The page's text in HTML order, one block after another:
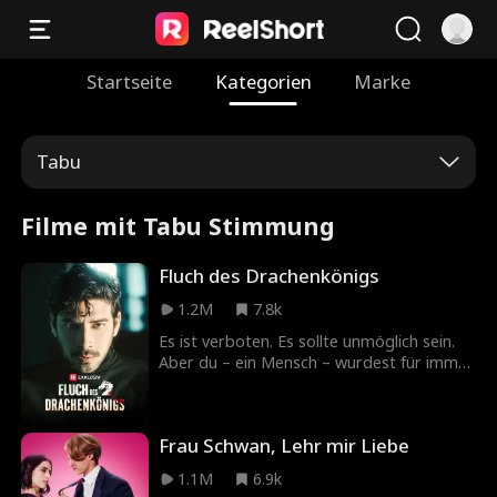
Startseite Kategorien Marke
Tabu
Filme mit Tabu Stimmung
Fluch des Drachenkönigs
1.2M
7.8k
Es ist verboten. Es sollte unmöglich sein.
Aber du – ein Mensch – wurdest für immer
dunkle Schönheit und tödliche Macht nur
geflüstert wird. Bedeutet dieses Mal Ihr
Ende? Oder wird dadurch ein Geheimnis
Frau Schwan, Lehr mir Liebe
1.1M
6.9k